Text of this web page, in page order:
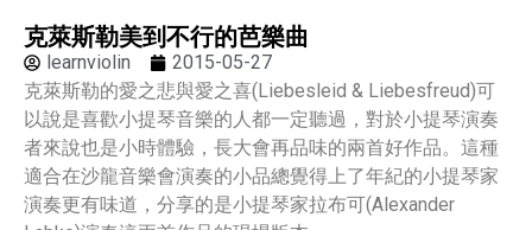
克萊斯勒美到不行的芭樂曲
learnviolin
2015-05-27
克萊斯勒的愛之悲與愛之喜(Liebesleid & Liebesfreud)可
以說是喜歡小提琴音樂的人都一定聽過，對於小提琴演奏
者來說也是小時體驗，長大會再品味的兩首好作品。這種
適合在沙龍音樂會演奏的小品總覺得上了年紀的小提琴家
演奏更有味道，分享的是小提琴家拉布可(Alexander